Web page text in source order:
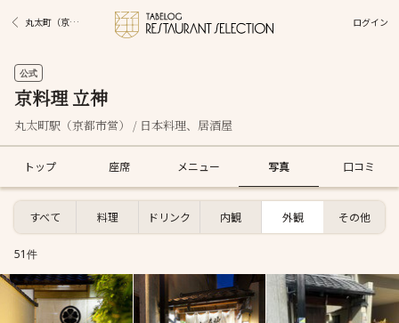
丸太町（京都市営）駅グルメ ログイン
公式
京料理 立神
丸太町駅（京都市営） / 日本料理、居酒屋
トップ 座席 メニュー 写真 口コミ
すべて 料理 ドリンク 内観 外観 その他
51件